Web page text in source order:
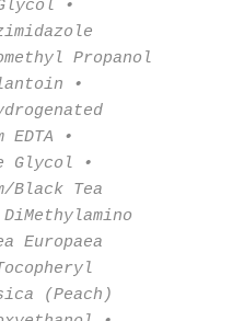
•
Propanol
•
•
Glycol •
Black Tea
Europaea
(Peach)